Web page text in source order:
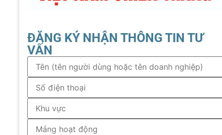
ĐĂNG KÝ NHẬN THÔNG TIN TƯ
VẤN